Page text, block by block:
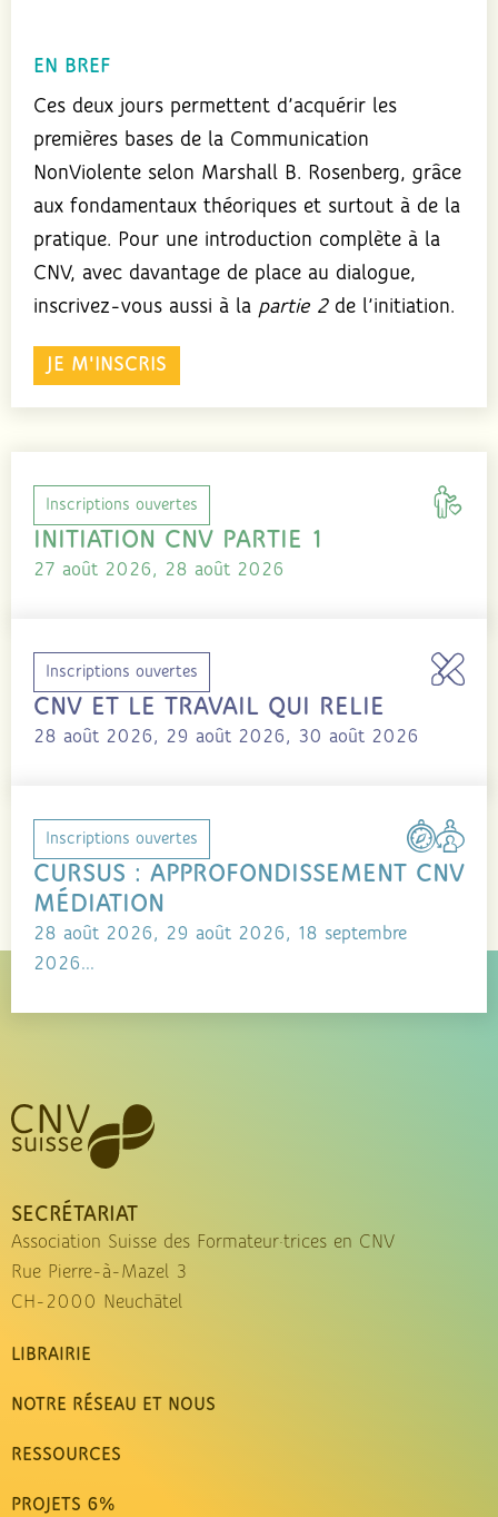
EN BREF
Ces deux jours permettent d’acquérir les
premières bases de la Communication
NonViolente selon Marshall B. Rosenberg, grâce
aux fondamentaux théoriques et surtout à de la
pratique. Pour une introduction complète à la
CNV, avec davantage de place au dialogue,
inscrivez-vous aussi à la partie 2de l’initiation.
JE M'INSCRIS
Inscriptions ouvertes
INITIATION CNV PARTIE 1
27 août 2026, 28 août 2026
Inscriptions ouvertes
CNV ET LE TRAVAIL QUI RELIE
28 août 2026, 29 août 2026, 30 août 2026
Inscriptions ouvertes
CURSUS : APPROFONDISSEMENT CNV
MÉDIATION
28 août 2026, 29 août 2026, 18 septembre
2026...
SECRÉTARIAT
Association Suisse des Formateur·trices en CNV
Rue Pierre-à-Mazel 3
CH-2000 Neuchâtel
LIBRAIRIE
NOTRE RÉSEAU ET NOUS
RESSOURCES
PROJETS 6%